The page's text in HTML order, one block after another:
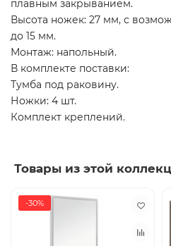
плавным закрыванием.
Высота ножек: 27 мм, с
до 15 мм.
Монтаж: напольный.
В комплекте поставки:
Тумба под раковину.
Ножки: 4 шт.
Комплект креплений.
Товары из этой
-30%